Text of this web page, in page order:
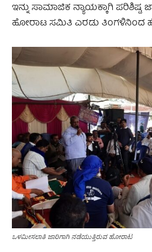
ಇನ್ನು ಸಾಮಾಜಿಕ ನ್ಯಾಯಕ್ಕಾಗಿ
ಹೋರಾಟ ಸಮಿತಿ ಎರಡು ತಿಂಗಳಿನಿಂದ
ಒಳಮೀಸಲಾತಿ ಜಾರಿಗಾಗಿ ನಡೆಯುತ್ತಿರುವ ಹೋರಾಟ